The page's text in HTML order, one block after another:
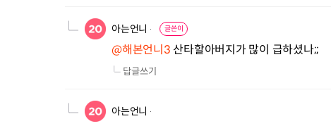
아는언니 글쓴이
@해본언니3 산타할아버지가 많이 급하셨나;;
답글쓰기
아는언니